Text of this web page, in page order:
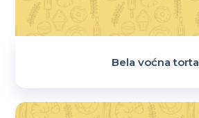
Bela voćna torta